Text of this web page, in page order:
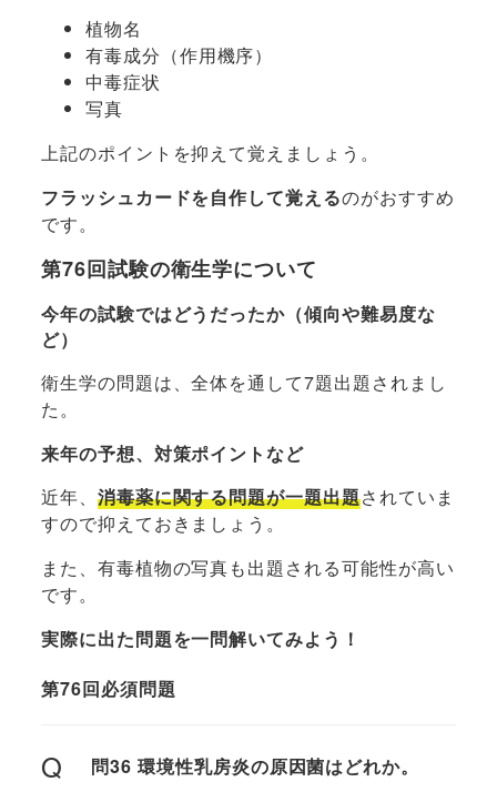
植物名
有毒成分（作用機序）
中毒症状
写真
上記のポイントを抑えて覚えましょう。
フラッシュカードを自作して覚えるのがおすすめ
です。
第76回試験の衛生学について
今年の試験ではどうだったか（傾向や難易度な
ど）
衛生学の問題は、全体を通して7題出題されまし
た。
来年の予想、対策ポイントなど
近年、 消毒薬に関する問題が一題出題されていま
すので抑えておきましょう。
また、有毒植物の写真も出題される可能性が高い
です。
実際に出た問題を一問解いてみよう！
第76回必須問題
Q 問36 環境性乳房炎の原因菌はどれか。